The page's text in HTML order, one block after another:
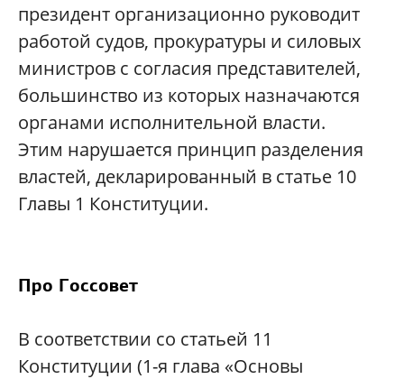
президент организационно руководит
работой судов, прокуратуры и силовых
министров с согласия представителей,
большинство из которых назначаются
органами исполнительной власти.
Этим нарушается принцип разделения
властей, декларированный в статье 10
Главы 1 Конституции.
Про Госсовет
В соответствии со статьей 11
Конституции (1-я глава «Основы